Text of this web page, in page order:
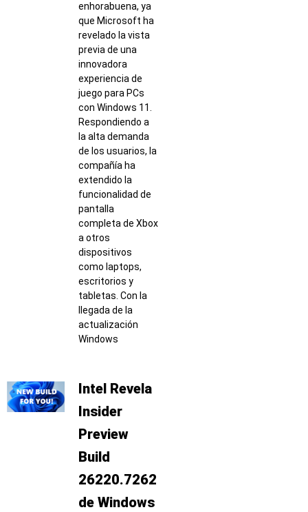
enhorabuena, ya
que Microsoft ha
revelado la vista
previa de una
innovadora
experiencia de
juego para PCs
con Windows 11.
Respondiendo a
la alta demanda
de los usuarios, la
compañía ha
extendido la
funcionalidad de
pantalla
completa de Xbox
a otros
dispositivos
como laptops,
escritorios y
tabletas. Con la
llegada de la
actualización
Windows
Intel Revela
Insider
Preview
Build
26220.7262
de Windows